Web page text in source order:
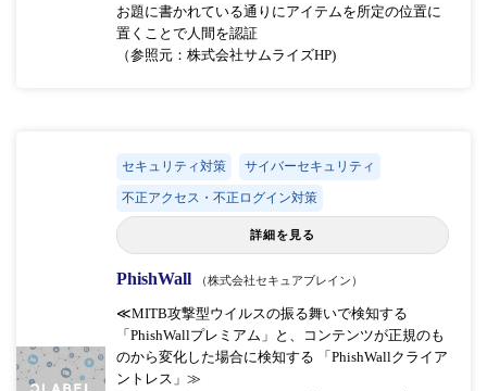
お題に書かれている通りにアイテムを所定の位置に
置くことで人間を認証
（参照元：株式会社サムライズHP)
セキュリティ対策 サイバーセキュリティ
不正アクセス・不正ログイン対策
詳細を見る
PhishWall （株式会社セキュアブレイン）
≪MITB攻撃型ウイルスの振る舞いで検知する
「PhishWallプレミアム」と、コンテンツが正規のも
のから変化した場合に検知する 「PhishWallクライア
ントレス」≫